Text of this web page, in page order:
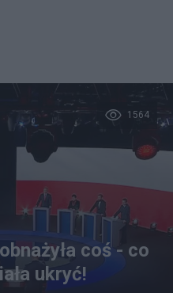
1564
coś - co
ukryć!